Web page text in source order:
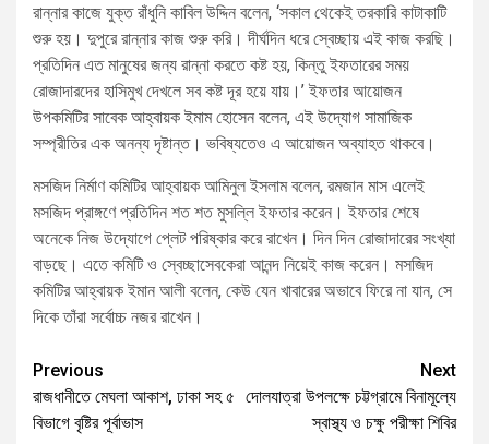
রান্নার কাজে যুক্ত রাঁধুনি কাবিল উদ্দিন বলেন, ‘সকাল থেকেই তরকারি কাটাকাটি
শুরু হয়। দুপুরে রান্নার কাজ শুরু করি। দীর্ঘদিন ধরে স্বেচ্ছায় এই কাজ করছি।
প্রতিদিন এত মানুষের জন্য রান্না করতে কষ্ট হয়, কিন্তু ইফতারের সময়
রোজাদারদের হাসিমুখ দেখলে সব কষ্ট দূর হয়ে যায়।’ ইফতার আয়োজন
উপকমিটির সাবেক আহ্বায়ক ইমাম হোসেন বলেন, এই উদ্যোগ সামাজিক
সম্প্রীতির এক অনন্য দৃষ্টান্ত। ভবিষ্যতেও এ আয়োজন অব্যাহত থাকবে।
মসজিদ নির্মাণ কমিটির আহ্বায়ক আমিনুল ইসলাম বলেন, রমজান মাস এলেই
মসজিদ প্রাঙ্গণে প্রতিদিন শত শত মুসল্লি ইফতার করেন। ইফতার শেষে
অনেকে নিজ উদ্যোগে প্লেট পরিষ্কার করে রাখেন। দিন দিন রোজাদারের সংখ্যা
বাড়ছে। এতে কমিটি ও স্বেচ্ছাসেবকেরা আনন্দ নিয়েই কাজ করেন। মসজিদ
কমিটির আহ্বায়ক ইমান আলী বলেন, কেউ যেন খাবারের অভাবে ফিরে না যান, সে
দিকে তাঁরা সর্বোচ্চ নজর রাখেন।
Previous
রাজধানীতে মেঘলা আকাশ, ঢাকা সহ ৫
বিভাগে বৃষ্টির পূর্বাভাস
Next
দোলযাত্রা উপলক্ষে চট্টগ্রামে বিনামূল্যে
স্বাস্থ্য ও চক্ষু পরীক্ষা শিবির